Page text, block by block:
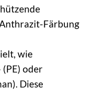
Färbung
wie
oder
Diese